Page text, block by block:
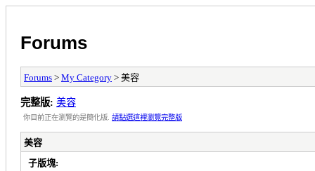
Forums
Forums > My Category > 美容
完整版: 美容
你目前正在瀏覽的是簡化版. 請點選這裡瀏覽完整版
美容
子版塊: